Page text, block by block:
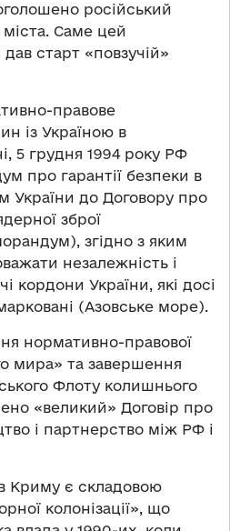
російський
Саме цей
старт «повзучій»
правове
із Україною в
5 грудня 1994 року РФ
про гарантії безпеки в
України до Договору про
зброї
згідно з яким
незалежність і
кордони України, які досі
(Азовське море).
нормативно-правової
мира» та завершення
Флоту колишнього
«великий» Договір про
і партнерство між РФ і
Криму є складовою
колонізації», що